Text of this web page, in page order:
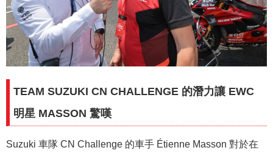
TEAM SUZUKI CN CHALLENGE 的潛力讓 EWC
明星 MASSON 驚嘆
Suzuki 車隊 CN Challenge 的車手 Étienne Masson 對於在